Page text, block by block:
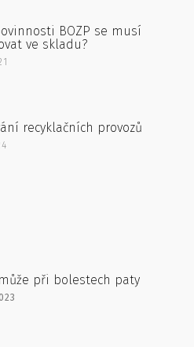
BOZP se musí
ve skladu?
recyklačních provozů
při bolestech paty